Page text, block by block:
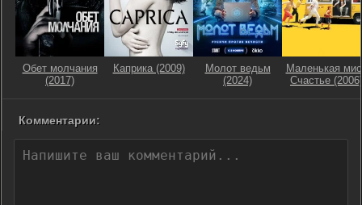
Обет молчания
(2017)
Каприка (2009)
Молот ведьм
(2024)
Маленькая
Счастье (2006)
Комментарии: